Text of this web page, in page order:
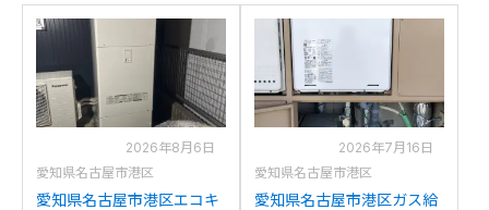
2026年8月6日
愛知県名古屋市港区
愛知県名古屋市港区エコキ
2026年7月16日
愛知県名古屋市港区
愛知県名古屋市港区ガス給